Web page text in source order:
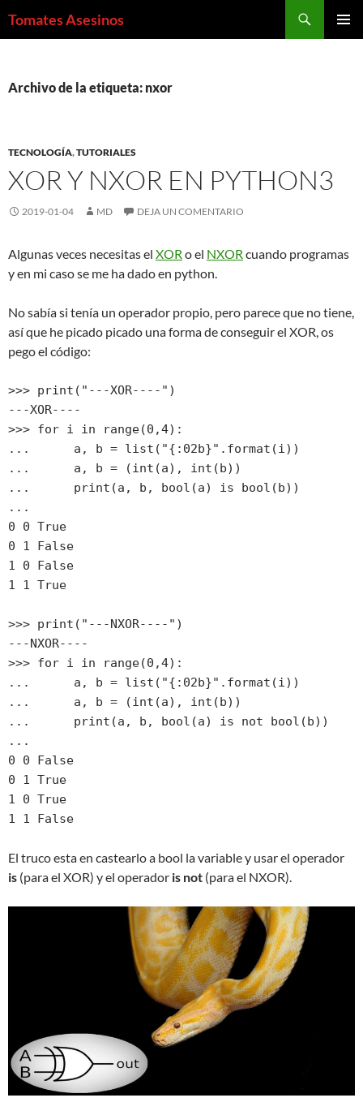
Tomates Asesinos
Archivo de la etiqueta: nxor
TECNOLOGÍA,TUTORIALES
XOR Y NXOR EN PYTHON3
2019-01-04 MD DEJA UN COMENTARIO
Algunas veces necesitas el XOR o el NXOR cuando programas
y en mi caso se me ha dado en python.
No sabía si tenía un operador propio, pero parece que no tiene,
así que he picado picado una forma de conseguir el XOR, os
pego el código:
>>> print("---XOR----")
---XOR----
>>> for i in range(0,4):
...      a, b = list("{:02b}".format(i))
...      a, b = (int(a), int(b))
...      print(a, b, bool(a) is bool(b))
...
0 0 True
0 1 False
1 0 False
1 1 True
>>> print("---NXOR----")
---NXOR----
>>> for i in range(0,4):
...      a, b = list("{:02b}".format(i))
...      a, b = (int(a), int(b))
...      print(a, b, bool(a) is not bool(b))
...
0 0 False
0 1 True
1 0 True
1 1 False
El truco esta en castearlo a bool la variable y usar el operador
is (para el XOR) y el operador is not (para el NXOR).